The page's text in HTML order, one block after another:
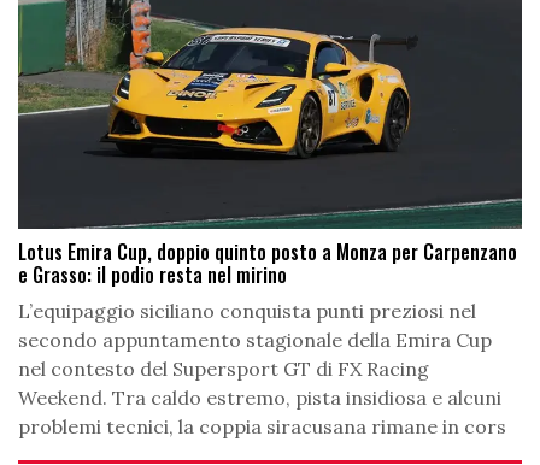
Lotus Emira Cup, doppio quinto posto a Monza per Carpenzano
e Grasso: il podio resta nel mirino
L’equipaggio siciliano conquista punti preziosi nel
secondo appuntamento stagionale della Emira Cup
nel contesto del Supersport GT di FX Racing
Weekend. Tra caldo estremo, pista insidiosa e alcuni
problemi tecnici, la coppia siracusana rimane in cors